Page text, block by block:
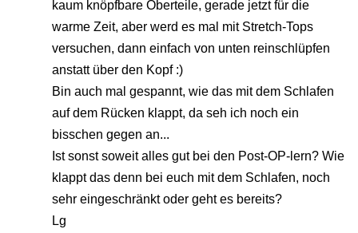
kaum knöpfbare Oberteile, gerade jetzt für die
warme Zeit, aber werd es mal mit Stretch-Tops
versuchen, dann einfach von unten reinschlüpfen
anstatt über den Kopf :)
Bin auch mal gespannt, wie das mit dem Schlafen
auf dem Rücken klappt, da seh ich noch ein
bisschen gegen an...
Ist sonst soweit alles gut bei den Post-OP-lern? Wie
klappt das denn bei euch mit dem Schlafen, noch
sehr eingeschränkt oder geht es bereits?
Lg